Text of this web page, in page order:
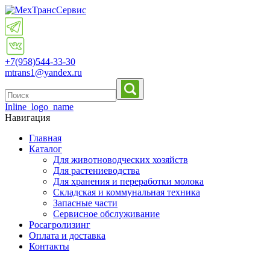
+7(958)544-33-30
mtrans1@yandex.ru
Inline_logo_name
Навигация
Главная
Каталог
Для животноводческих хозяйств
Для растениеводства
Для хранения и переработки молока
Складская и коммунальная техника
Запасные части
Cервисное обслуживание
Росагролизинг
Оплата и доставка
Контакты